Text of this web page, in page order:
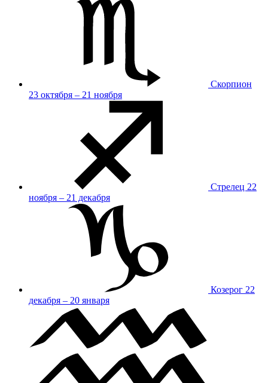
Скорпион
23 октября – 21 ноября
Стрелец 22
ноября – 21 декабря
Козерог 22
декабря – 20 января